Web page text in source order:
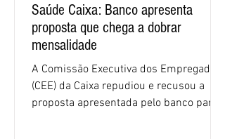
Saúde Caixa: Banco apresenta
proposta que chega a dobrar
mensalidade
A Comissão Executiva dos Empregados
(CEE) da Caixa repudiou e recusou a
proposta apresentada pelo banco para o